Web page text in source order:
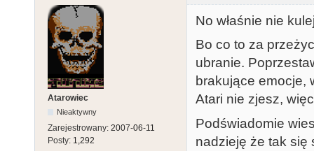
Atarowiec
Nieaktywny
Zarejestrowany: 2007-06-11
Posty: 1,292
No właśnie nie
Bo co to za
ubranie.
brakujące emocje,
Atari nie zjesz,
Podświadomie
nadzieję że tak się